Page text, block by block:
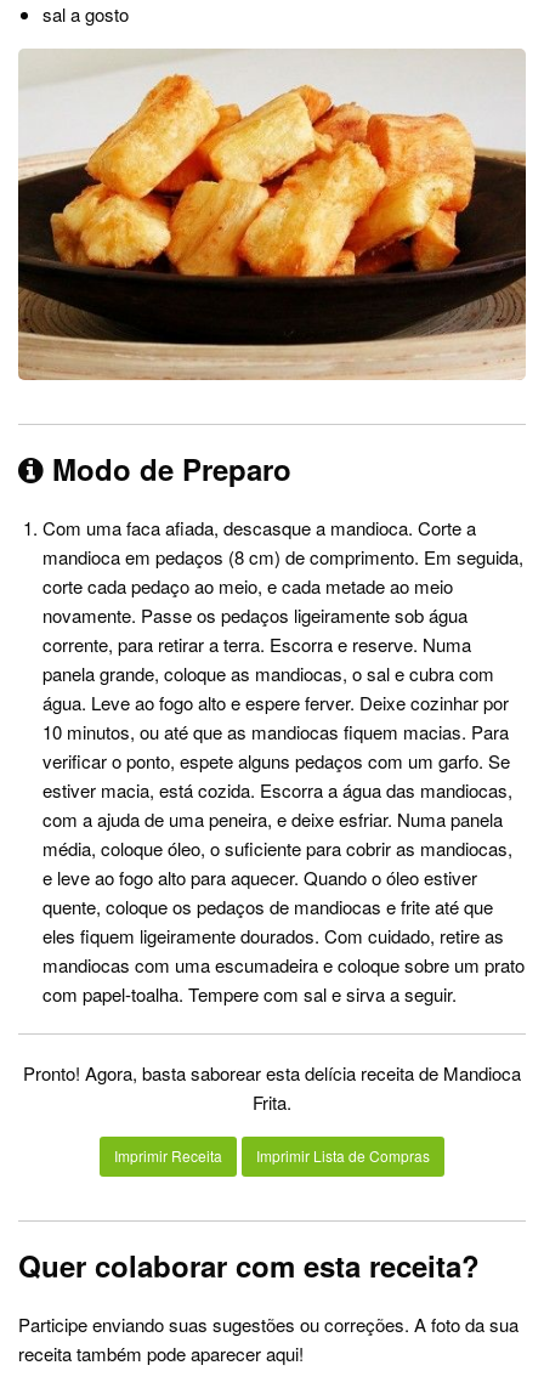
sal a gosto
Modo de Preparo
Com uma faca afiada, descasque a mandioca. Corte a
mandioca em pedaços (8 cm) de comprimento. Em seguida,
corte cada pedaço ao meio, e cada metade ao meio
novamente. Passe os pedaços ligeiramente sob água
corrente, para retirar a terra. Escorra e reserve. Numa
panela grande, coloque as mandiocas, o sal e cubra com
água. Leve ao fogo alto e espere ferver. Deixe cozinhar por
10 minutos, ou até que as mandiocas fiquem macias. Para
verificar o ponto, espete alguns pedaços com um garfo. Se
estiver macia, está cozida. Escorra a água das mandiocas,
com a ajuda de uma peneira, e deixe esfriar. Numa panela
média, coloque óleo, o suficiente para cobrir as mandiocas,
e leve ao fogo alto para aquecer. Quando o óleo estiver
quente, coloque os pedaços de mandiocas e frite até que
eles fiquem ligeiramente dourados. Com cuidado, retire as
mandiocas com uma escumadeira e coloque sobre um prato
com papel-toalha. Tempere com sal e sirva a seguir.
Pronto! Agora, basta saborear esta delícia receita de Mandioca
Frita.
Imprimir Receita Imprimir Lista de Compras
Quer colaborar com esta receita?
Participe enviando suas sugestões ou correções. A foto da sua
receita também pode aparecer aqui!